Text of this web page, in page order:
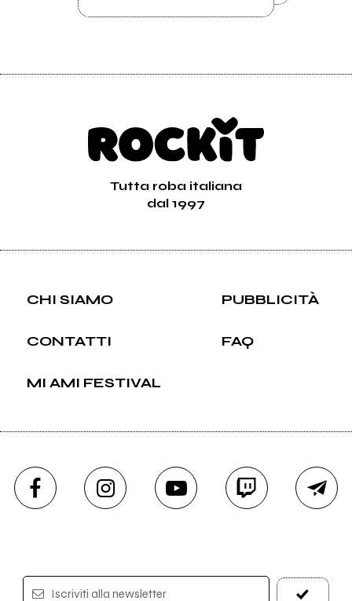
Tutta roba italiana
dal 1997
CHI SIAMO PUBBLICITÀ
CONTATTI FAQ
MI AMI FESTIVAL
Iscriviti alla newsletter